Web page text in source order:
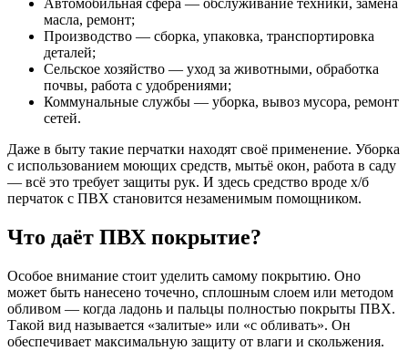
Автомобильная сфера — обслуживание техники, замена
масла, ремонт;
Производство — сборка, упаковка, транспортировка
деталей;
Сельское хозяйство — уход за животными, обработка
почвы, работа с удобрениями;
Коммунальные службы — уборка, вывоз мусора, ремонт
сетей.
Даже в быту такие перчатки находят своё применение. Уборка
с использованием моющих средств, мытьё окон, работа в саду
— всё это требует защиты рук. И здесь средство вроде х/б
перчаток с ПВХ становится незаменимым помощником.
Что даёт ПВХ покрытие?
Особое внимание стоит уделить самому покрытию. Оно
может быть нанесено точечно, сплошным слоем или методом
обливом — когда ладонь и пальцы полностью покрыты ПВХ.
Такой вид называется «залитые» или «с обливать». Он
обеспечивает максимальную защиту от влаги и скольжения.